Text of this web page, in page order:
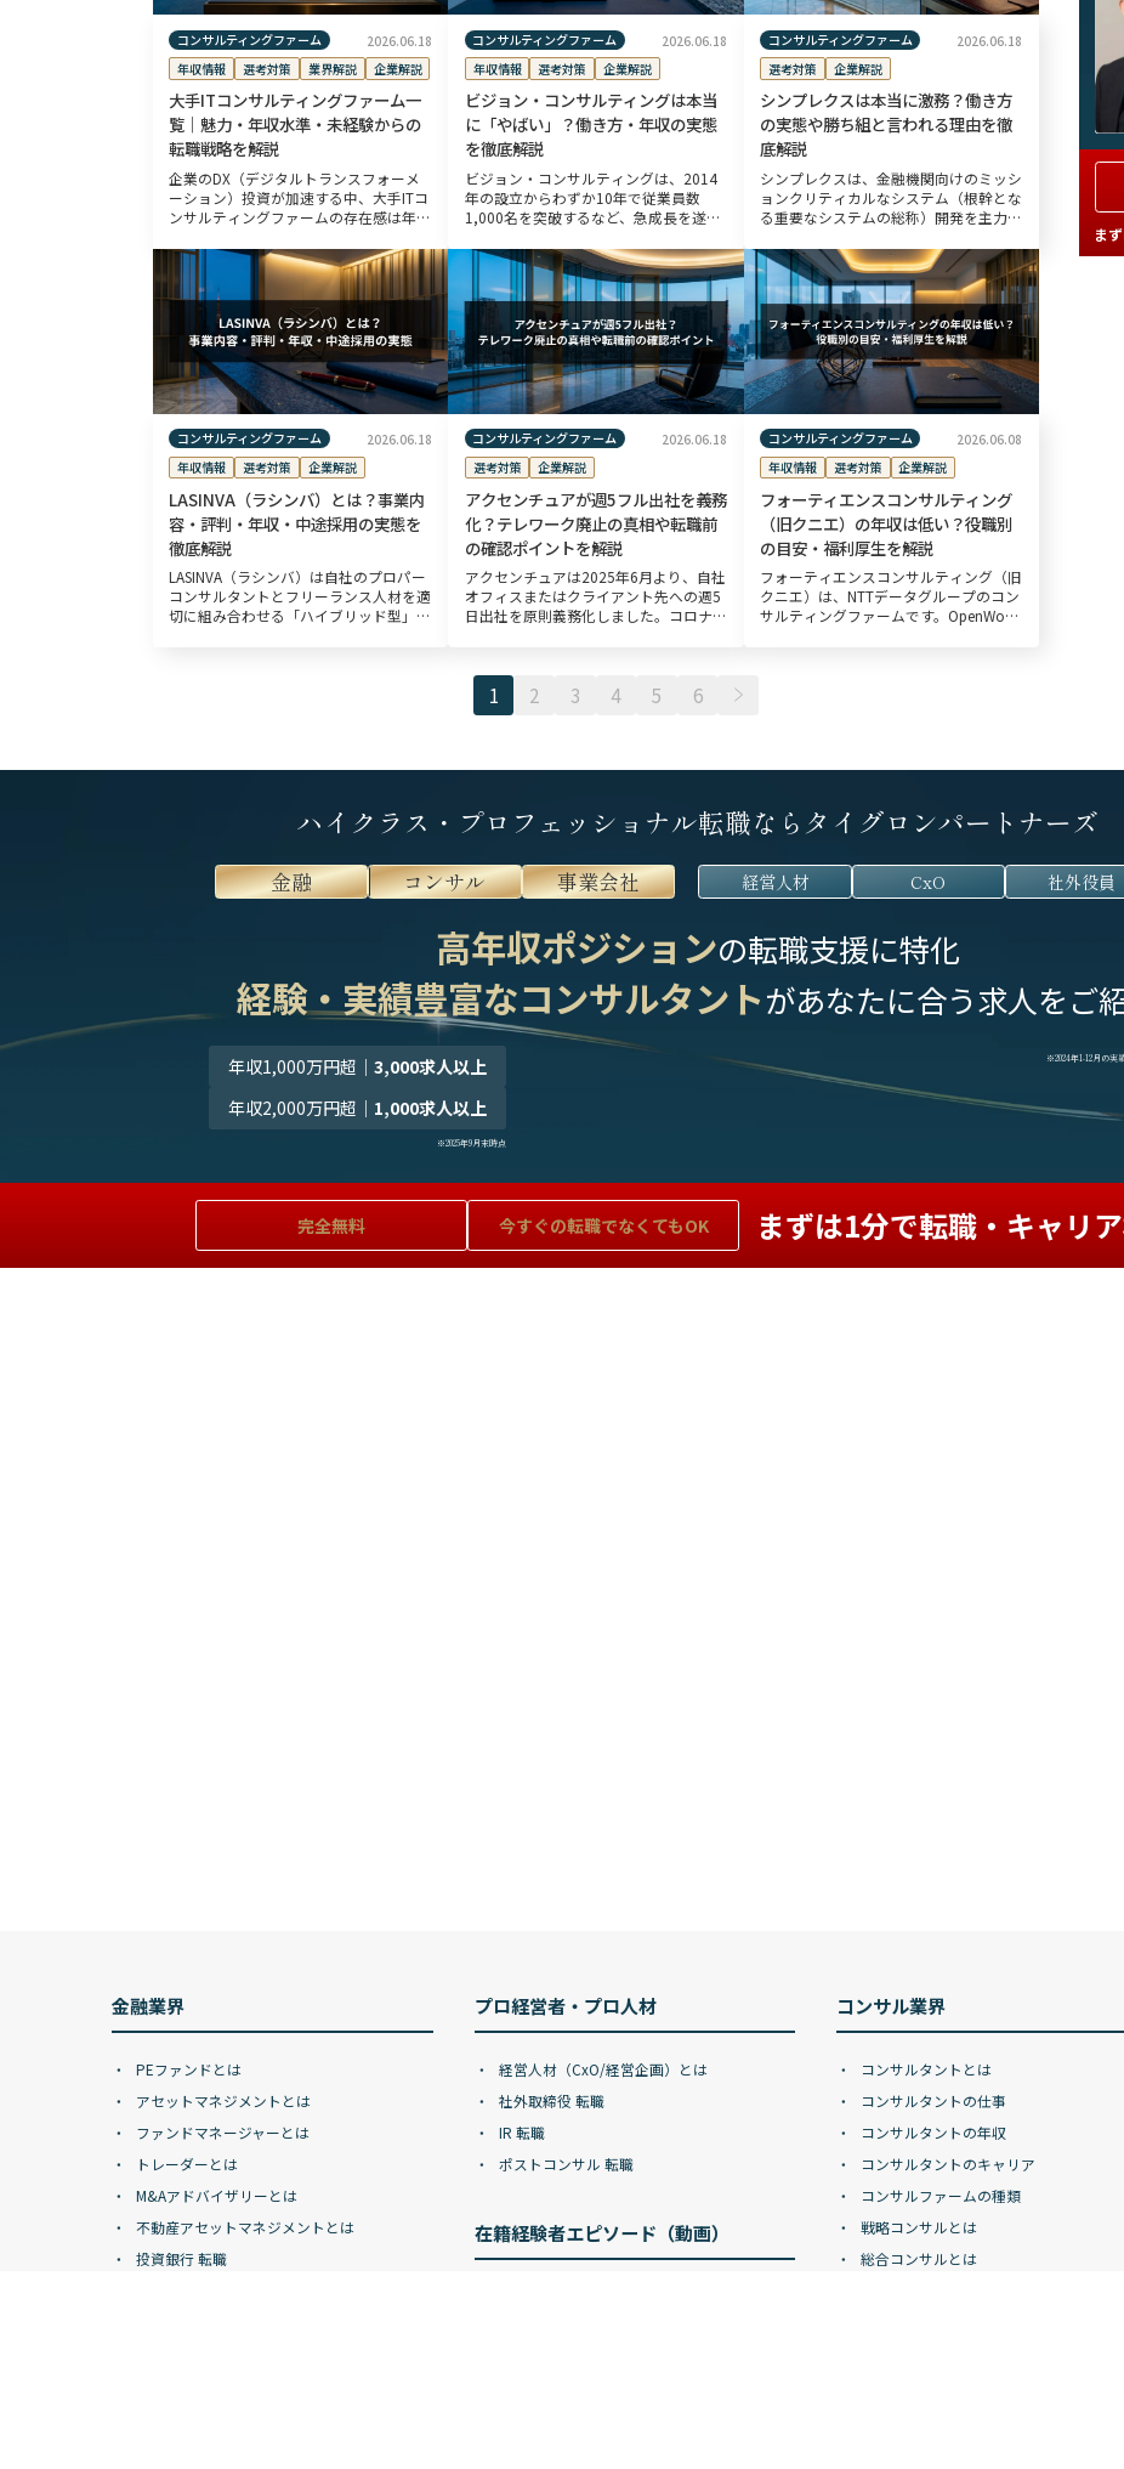
コンサルティングファーム
2026.06.18
年収情報
選考対策 業界解説 企業解説
大手ITコンサルティングファーム一
覧｜魅力・年収水準・未経験からの
転職戦略を解説
企業のDX（デジタルトランスフォーメ
ーション）投資が加速する中、大手ITコ
ンサルティングファームの存在感は年々
ると、国内ITサービス市場は2029年ま
で年平均成長率（CAGR） […]
コンサルティングファーム
2026.06.18
年収情報
選考対策 企業解説
ビジョン・コンサルティングは本当
に「やばい」？働き方・年収の実態
を徹底解説
ビジョン・コンサルティングは、2014
年の設立からわずか10年で従業員数
1,000名を突破するなど、急成長を遂げ
成長スピードの速さゆえに「やばい」
「激務」といった情報も散見されます
が、 […]
コンサルティングファーム
2026.06.18
選考対策
企業解説
シンプレクスは本当に激務？働き方
の実態や勝ち組と言われる理由を徹
底解説
シンプレクスは、金融機関向けのミッシ
ョンクリティカルなシステム（根幹とな
る重要なシステムの総称）開発を主力事
気通貫で手がけるコンサルティングファ
ームです。プロジェクトの状況によって
は激 […]
コンサルティングファーム
2026.06.18
年収情報
選考対策 企業解説
LASINVA（ラシンバ）とは？事業内
容・評判・年収・中途採用の実態を
徹底解説
LASINVA（ラシンバ）は自社のプロパー
コンサルタントとフリーランス人材を適
切に組み合わせる「ハイブリッド型」の
コンサルティングファーム
2026.06.18
選考対策
企業解説
アクセンチュアが週5フル出社を義務
化？テレワーク廃止の真相や転職前
の確認ポイントを解説
アクセンチュアは2025年6月より、自社
オフィスまたはクライアント先への週5
日出社を原則義務化しました。コロナ禍
る「ロケーション フレキシビリティ制
コンサルティングファーム
2026.06.08
年収情報
選考対策 企業解説
フォーティエンスコンサルティング
（旧クニエ）の年収は低い？役職別
の目安・福利厚生を解説
フォーティエンスコンサルティング（旧
クニエ）は、NTTデータグループのコン
サルティングファームです。OpenWork
1 2 3 4 5 6
ま
ハイクラス・プロフェッショナル転職なら タイグロンパートナーズ
金融 コンサル 事業会社 経営人材 CxO 社外役員
高年収ポジションの転職支援に特化
経験・実績豊富なコンサルタントがあなたに合う求人をご
年収1,000万円超 ｜3,000求人以上
年収2,000万円超 ｜ 1,000求人以上
※2025年9月末時点
※2024年1-12月の実
完全無料 今すぐの転職でなくてもOK まずは1分で転職・キャリ
金融業界
PEファンドとは
アセットマネジメントとは
ファンドマネージャーとは
トレーダーとは
M&Aアドバイザリーとは
不動産アセットマネジメントとは
投資銀行 転職
プロ経営者・プロ人材
経営人材（CxO/経営企画）とは
社外取締役 転職
IR 転職
ポストコンサル 転職
在籍経験者エピソード（動画）
コンサル業界
コンサルタントとは
コンサルタントの仕事
コンサルタントの年収
コンサルタントのキャリア
コンサルファームの種類
戦略コンサルとは
総合コンサルとは